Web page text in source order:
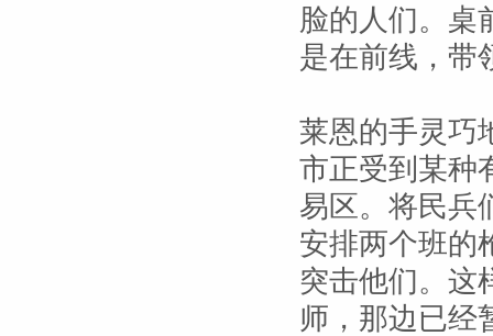
脸的人们。桌
是在前线，带
莱恩的手灵巧
市正受到某种
易区。将民兵
安排两个班的
突击他们。这
师，那边已经